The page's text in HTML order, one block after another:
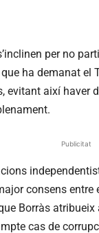
per no
ha demanat el
evitant així haver
Publicitat
consens
Borràs
cas de